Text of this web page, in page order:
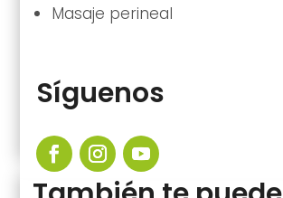
Masaje perineal
Síguenos